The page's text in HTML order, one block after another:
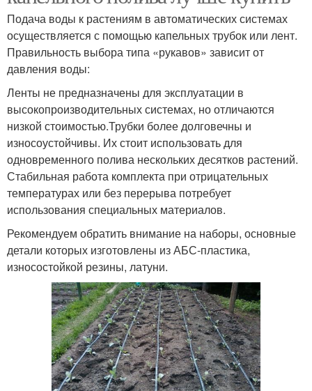
Подача воды к растениям в автоматических системах
осуществляется с помощью капельных трубок или лент.
Правильность выбора типа «рукавов» зависит от
давления воды:
Ленты не предназначены для эксплуатации в
высокопроизводительных системах, но отличаются
низкой стоимостью.Трубки более долговечны и
износоустойчивы. Их стоит использовать для
одновременного полива нескольких десятков растений.
Стабильная работа комплекта при отрицательных
температурах или без перерыва потребует
использования специальных материалов.
Рекомендуем обратить внимание на наборы, основные
детали которых изготовлены из АБС-пластика,
износостойкой резины, латуни.